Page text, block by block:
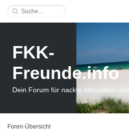
FKK-
Freunde.info
Dein Forum für nackte Aktivitäten
Foren-Übersicht